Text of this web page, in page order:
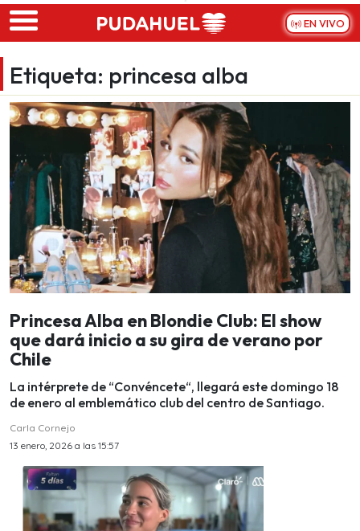
Skip to main content
EN VIVO
Etiqueta: princesa alba
Princesa Alba en Blondie Club: El show
que dará inicio a su gira de verano por
Chile
La intérprete de “Convéncete“, llegará este domingo 18
de enero al emblemático club del centro de Santiago.
Carla Cornejo
13 enero, 2026 a las 15:57